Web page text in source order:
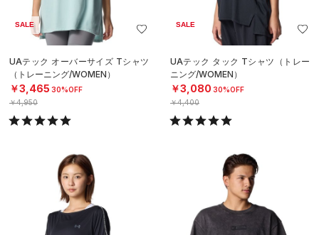
SALE
UAテック オーバーサイズ Tシャツ
（トレーニング/WOMEN）
￥3,465 30%OFF
￥4,950
SALE
UAテック タック Tシャツ（トレー
ニング/WOMEN）
￥3,080 30%OFF
￥4,400